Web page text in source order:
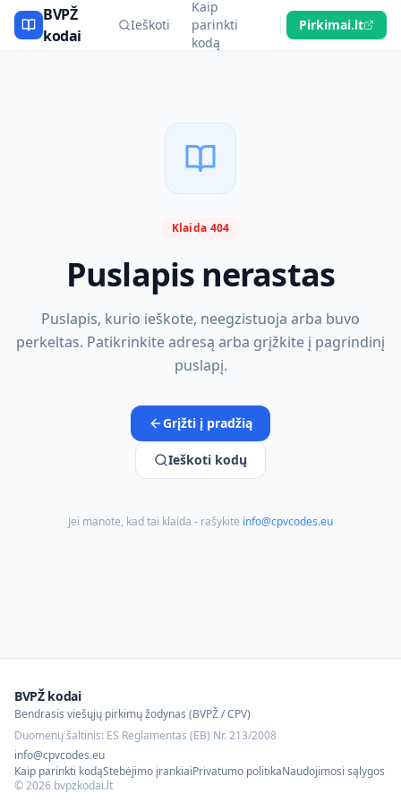
BVPŽ
kodai
Ieškoti
Kaip
parinkti
kodą
Pirkimai.lt
Klaida 404
Puslapis nerastas
Puslapis, kurio ieškote, neegzistuoja arba buvo
perkeltas. Patikrinkite adresą arba grįžkite į pagrindinį
puslapį.
Grįžti į pradžią
Ieškoti kodų
Jei manote, kad tai klaida - rašykite info@cpvcodes.eu
BVPŽ kodai
Bendrasis viešųjų pirkimų žodynas (BVPŽ / CPV)
Duomenų šaltinis: ES Reglamentas (EB) Nr. 213/2008
info@cpvcodes.eu
Kaip parinkti kodąStebėjimo įrankiaiPrivatumo politikaNaudojimosi sąlygos
©2026 bvpzkodai.lt